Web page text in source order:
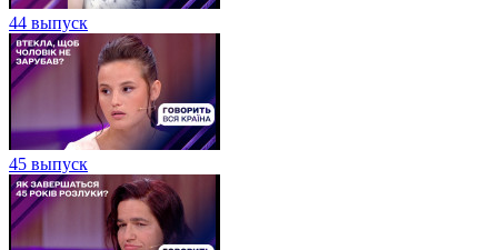
44 выпуск
45 выпуск